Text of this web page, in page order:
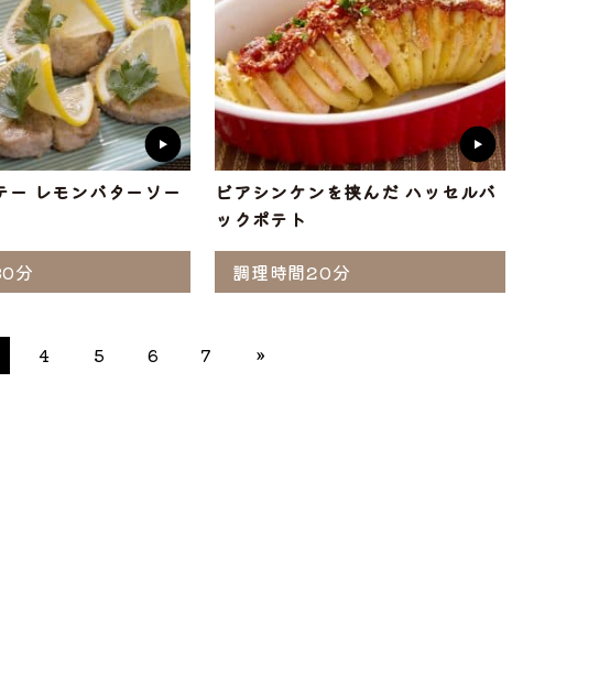
ー レモンバターソー
分
ビアシンケンを挟んだ ハッセルバ
ックポテト
調理時間20分
4 5 6 7 »